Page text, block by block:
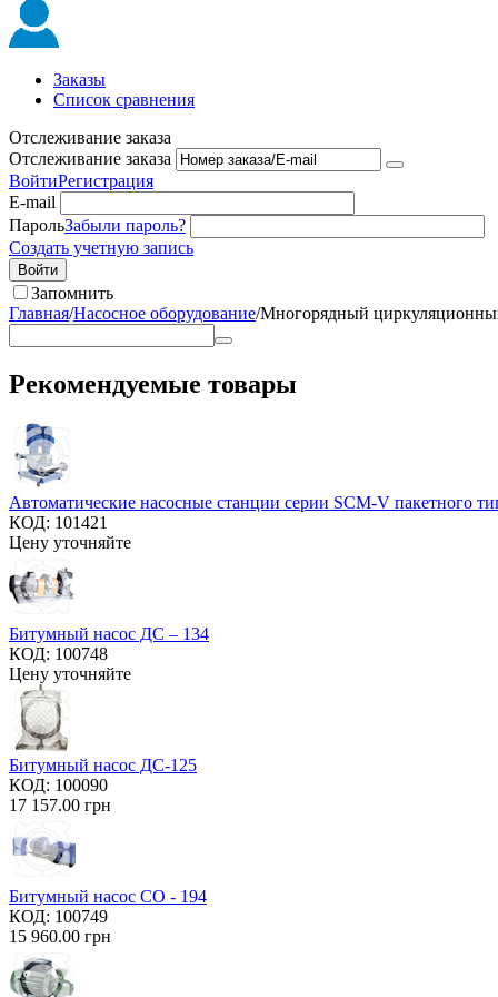
Заказы
Список сравнения
Отслеживание заказа
Отслеживание заказа
ВойтиРегистрация
E-mail
ПарольЗабыли пароль?
Создать учетную запись
Войти
Запомнить
Главная/Насосное оборудование/Многорядный
Рекомендуемые товары
Автоматические насосные станции серии SCM-V пакетного
КОД: 101421
Цену уточняйте
Битумный насос ДС – 134
КОД: 100748
Цену уточняйте
Битумный насос ДС-125
КОД: 100090
17 157.00 грн
Битумный насос СО - 194
КОД: 100749
15 960.00 грн